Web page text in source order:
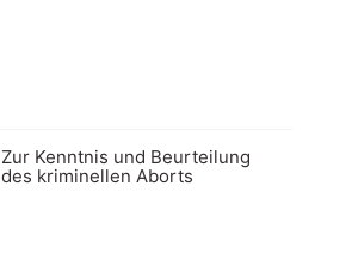
Zur Kenntnis und Beurteilung
des kriminellen Aborts